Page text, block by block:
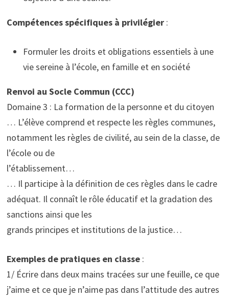
Compétences spécifiques à privilégier:
Formuler les droits et obligations essentiels à une
vie sereine à l’école, en famille et en société
Renvoi au Socle Commun (CCC)
Domaine 3 : La formation de la personne et du citoyen
… L’élève comprend et respecte les règles communes,
notamment les règles de civilité, au sein de la classe, de
l’école ou de
l’établissement…
… Il participe à la définition de ces règles dans le cadre
adéquat. Il connaît le rôle éducatif et la gradation des
sanctions ainsi que les
grands principes et institutions de la justice…
Exemples de pratiques en classe:
1/ Écrire dans deux mains tracées sur une feuille, ce que
j’aime et ce que je n’aime pas dans l’attitude des autres